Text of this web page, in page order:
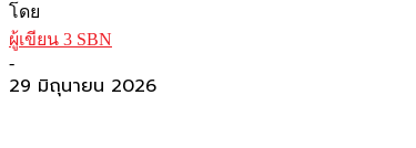
โดย
ผู้เขียน 3 SBN
-
29 มิถุนายน 2026